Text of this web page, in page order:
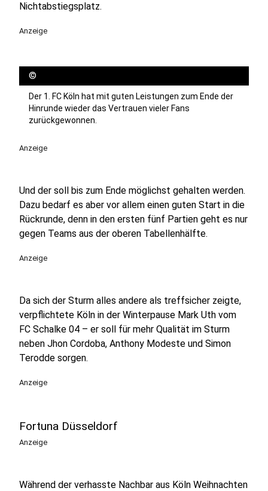
Nichtabstiegsplatz.
Anzeige
©
Der 1. FC Köln hat mit guten Leistungen zum Ende der
Hinrunde wieder das Vertrauen vieler Fans
zurückgewonnen.
Anzeige
Und der soll bis zum Ende möglichst gehalten werden.
Dazu bedarf es aber vor allem einen guten Start in die
Rückrunde, denn in den ersten fünf Partien geht es nur
gegen Teams aus der oberen Tabellenhälfte.
Anzeige
Da sich der Sturm alles andere als treffsicher zeigte,
verpflichtete Köln in der Winterpause Mark Uth vom
FC Schalke 04 – er soll für mehr Qualität im Sturm
neben Jhon Cordoba, Anthony Modeste und Simon
Terodde sorgen.
Anzeige
Fortuna Düsseldorf
Anzeige
Während der verhasste Nachbar aus Köln Weihnachten